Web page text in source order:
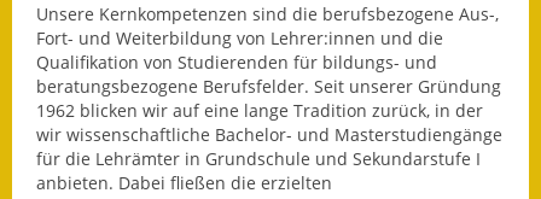
Notfallplanung
Ortsplan
Schadensmeldung
Unsere Kernkompetenzen sind die berufsbezogene Aus-,
Fort- und Weiterbildung von Lehrer:innen und die
Qualifikation von Studierenden für bildungs- und
beratungsbezogene Berufsfelder. Seit unserer Gründung
1962 blicken wir auf eine lange Tradition zurück, in der
wir wissenschaftliche Bachelor- und Masterstudiengänge
für die Lehrämter in Grundschule und Sekundarstufe I
anbieten. Dabei fließen die erzielten